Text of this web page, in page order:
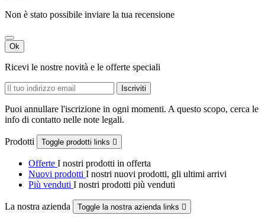
Non è stato possibile inviare la tua recensione
Ok
Ricevi le nostre novità e le offerte speciali
Puoi annullare l'iscrizione in ogni momenti. A questo scopo, cerca le
info di contatto nelle note legali.
Prodotti Toggle prodotti links 
Offerte I nostri prodotti in offerta
Nuovi prodotti I nostri nuovi prodotti, gli ultimi arrivi
Più venduti I nostri prodotti più venduti
La nostra azienda Toggle la nostra azienda links 